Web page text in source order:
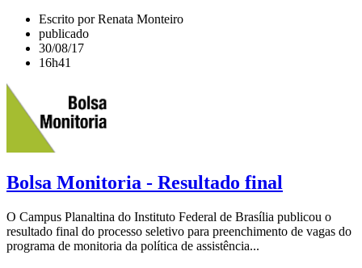
Escrito por Renata Monteiro
publicado
30/08/17
16h41
Bolsa Monitoria - Resultado final
O Campus Planaltina do Instituto Federal de Brasília publicou o
resultado final do processo seletivo para preenchimento de vagas do
programa de monitoria da política de assistência...